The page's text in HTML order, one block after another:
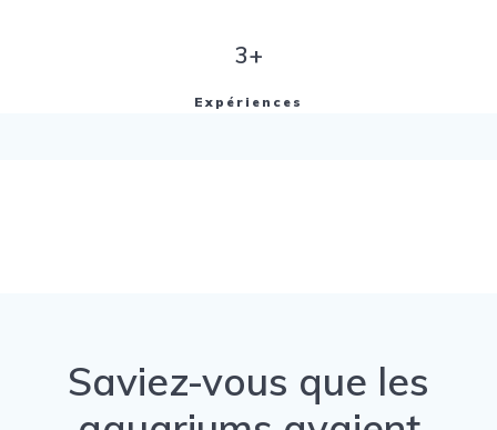
3+
Expériences
Saviez-vous que les